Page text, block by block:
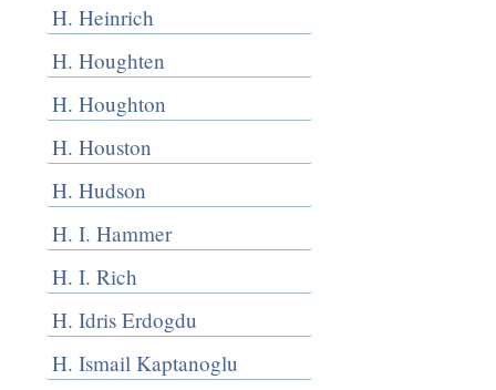
H. Heinrich
H. Houghten
H. Houghton
H. Houston
H. Hudson
H. I. Hammer
H. I. Rich
H. Idris Erdogdu
H. Ismail Kaptanoglu